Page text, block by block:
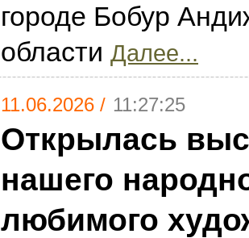
городе Бобур
области Далее...
11.06.2026 / 11:27:25
Открылась
нашего
любимого